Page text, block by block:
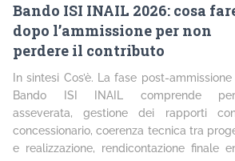
Bando ISI INAIL 2026: cosa
dopo l’ammissione per non
perdere il contributo
In sintesi Cos’è. La fase post-ammissione
Bando ISI INAIL comprende
asseverata, gestione dei rapporti
concessionario, coerenza tecnica tra
e realizzazione, rendicontazione finale